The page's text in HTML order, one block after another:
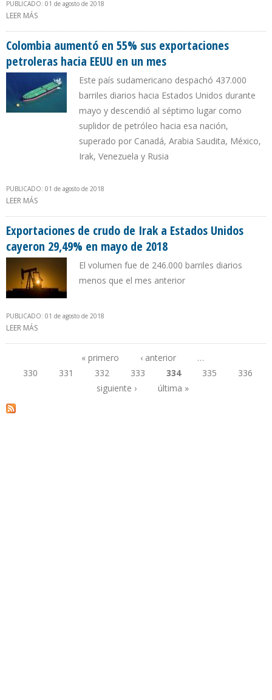
PUBLICADO: 01 de agosto de 2018
LEER MÁS
Colombia aumentó en 55% sus exportaciones
petroleras hacia EEUU en un mes
Este país sudamericano despachó 437.000
barriles diarios hacia Estados Unidos durante
mayo y descendió al séptimo lugar como
suplidor de petróleo hacia esa nación,
superado por Canadá, Arabia Saudita, México,
Irak, Venezuela y Rusia
PUBLICADO: 01 de agosto de 2018
LEER MÁS
Exportaciones de crudo de Irak a Estados Unidos
cayeron 29,49% en mayo de 2018
El volumen fue de 246.000 barriles diarios
menos que el mes anterior
PUBLICADO: 01 de agosto de 2018
LEER MÁS
Páginas
« primero ‹ anterior
…
330
331 332 333 334 335
336
siguiente ›
última »